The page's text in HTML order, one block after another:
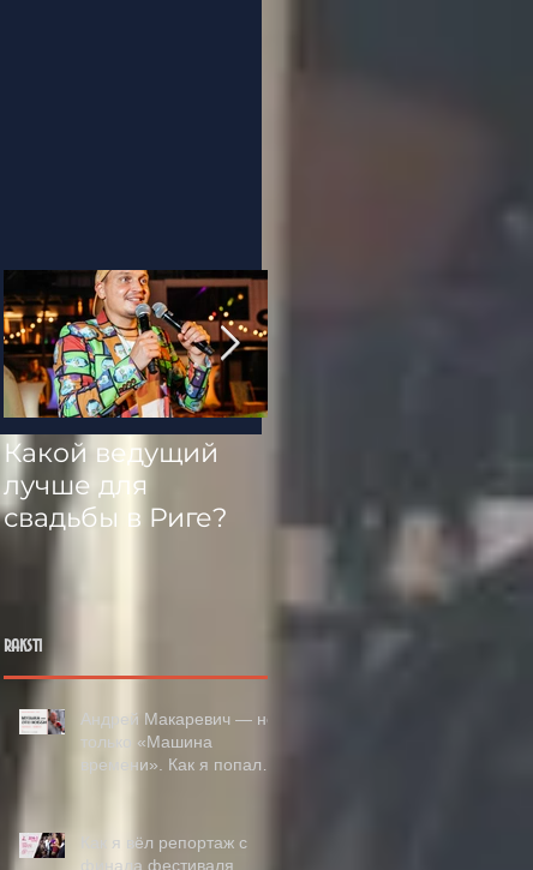
Какой ведущий
лучше для
свадьбы в Риге?
звучании:
кавер-версия
Вовы Азарова
raksti
Андрей Макаревич — не
только «Машина
времени». Как я попал
Как я вёл репортаж с
финала фестиваля